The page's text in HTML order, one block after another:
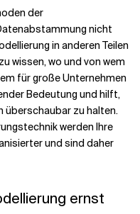
der
nicht
in anderen Teilen
wissen, wo und von wem
für große Unternehmen
Bedeutung und hilft,
überschaubar zu halten.
werden Ihre
und sind daher
ernst